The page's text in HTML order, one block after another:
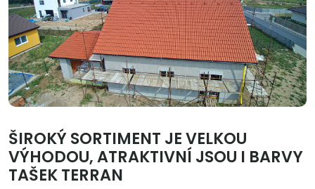
ŠIROKÝ SORTIMENT JE VELKOU
VÝHODOU, ATRAKTIVNÍ JSOU I BARVY
TAŠEK TERRAN